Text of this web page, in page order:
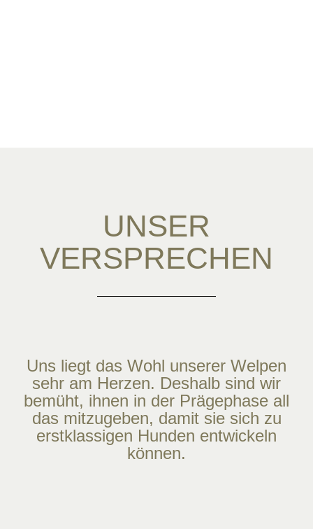
UNSER
VERSPRECHEN
Uns liegt das Wohl unserer Welpen
sehr am Herzen. Deshalb sind wir
bemüht, ihnen in der Prägephase all
das mitzugeben, damit sie sich zu
erstklassigen Hunden entwickeln
können.